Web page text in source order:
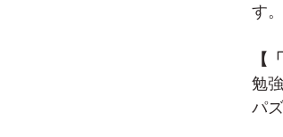
す。
【
勉
パ